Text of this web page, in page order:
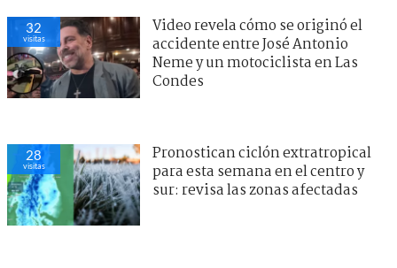
32
visitas
Video revela cómo se originó el
accidente entre José Antonio
Neme y un motociclista en Las
Condes
28
visitas
Pronostican ciclón extratropical
para esta semana en el centro y
sur: revisa las zonas afectadas